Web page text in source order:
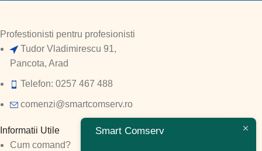
Profestionisti pentru profesionisti
Tudor Vladimirescu 91,
Pancota, Arad
Telefon: 0257 467 488
comenzi@smartcomserv.ro
Informatii Utile
Cum comand?
Smart Comserv